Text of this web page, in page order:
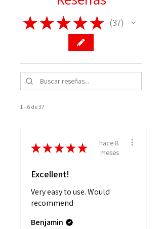
★★★★★ 37
37
1 - 6 de 37
★★★★★
hace 8
meses
Excellent!
Very easy to use. Would
recommend
Benjamin